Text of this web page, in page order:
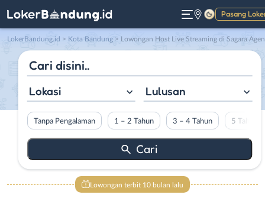
Pasang
Gelap
LokerBandung.id > Kota Bandung > Lowongan Host Live Streaming di Sagara
Lokasi Lulusan
Tanpa Pengalaman 1 – 2 Tahun 3 – 4 Tahun 5 Tahun
Lowongan terbit 10 bulan lalu